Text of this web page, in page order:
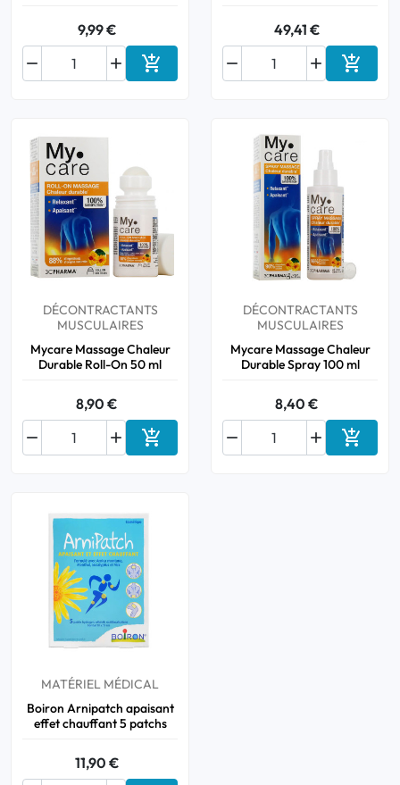
9,99 €

 Ajouter au panier
49,41 €

 
DÉCONTRACTANTS
MUSCULAIRES
Mycare Massage Chaleur
Durable Roll-On 50 ml
8,90 €

 Ajouter au panier
DÉCONTRACTANTS
MUSCULAIRES
Mycare Massage Chaleur
Durable Spray 100 ml
8,40 €

 
MATÉRIEL MÉDICAL
Boiron Arnipatch apaisant
effet chauffant 5 patchs
11,90 €